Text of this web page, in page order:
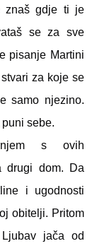
znaš gdje ti je
se za sve
pisanje Martini
za koje se
samo njezino.
sebe.
s ovih
drugi dom. Da
i ugodnosti
obitelji. Pritom
jača od